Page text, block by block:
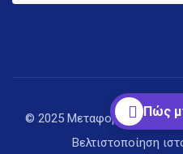
© 2025 Μεταφορική Αθήνα |
Βελτιστοποίηση
Πώς